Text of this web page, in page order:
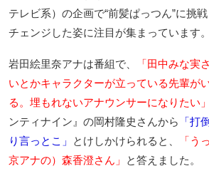
テレビ系）の企画で“前髪ぱっつん”に挑
チェンジした姿に注目が集まっています。
岩田絵里奈アナは番組で、
「田中みな実
いとかキャラクターが立っている先輩が
る。埋もれないアナウンサーになりたい」
ンティナイン』の岡村隆史さんから
「打
り言っとこ」
とけしかけられると、
「う
京アナの）森香澄さん」
と答えました。